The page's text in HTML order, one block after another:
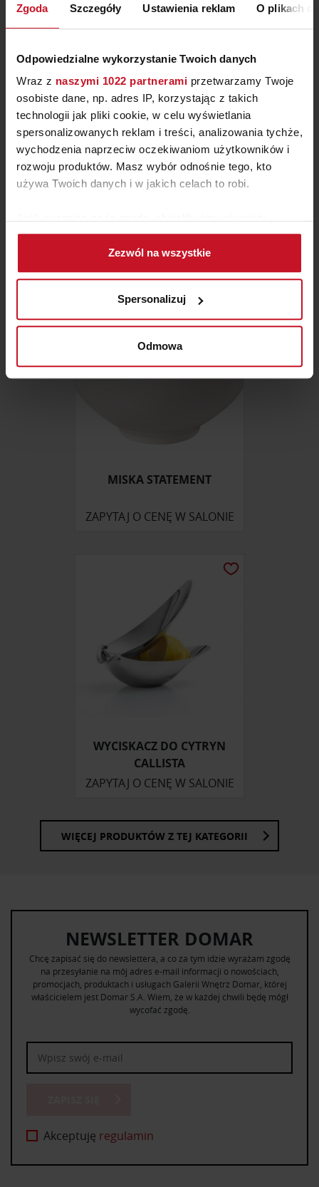
Zgoda Szczegóły Ustawienia reklam O plikach
Odpowiedzialne wykorzystanie Twoich danych
Wraz z naszymi 1022 partnerami przetwarzamy Twoje
osobiste dane, np. adres IP, korzystając z takich
technologii jak pliki cookie, w celu wyświetlania
spersonalizowanych reklam i treści, analizowania tychże,
wychodzenia naprzeciw oczekiwaniom użytkowników i
rozwoju produktów. Masz wybór odnośnie tego, kto
używa Twoich danych i w jakich celach to robi.
Gromadzić dane dotyczące Twojej lokalizacji
geograficznej z dokładnością nawet do kilku metrów
Identyfikować Twoje urządzenie, aktywnie
(fingerprinting, czyli wirtualny odcisk palca)
Dowiedz się więcej odnośnie tego, jak Twoje osobiste
dane są przetwarzane oraz ustaw własne preferencje w
zmienić lub wycofać swoją zgodę w dowolnej chwili.
i reklam, aby oferować funkcje społecznościowe i
społecznościowym, reklamowym i analitycznym.
otrzymanymi od Ciebie lub uzyskanymi podczas
Zezwól na wszystkie
Spersonalizuj
Odmowa
295 ZŁ
MISKA STATEMENT
ZAPYTAJ O CENĘ W SALONIE
WYCISKACZ DO CYTRYN
CALLISTA
ZAPYTAJ O CENĘ W SALONIE
WIĘCEJ PRODUKTÓW Z TEJ KATEGORII
NEWSLETTER DOMAR
Chcę zapisać się do newslettera, a co za tym idzie wyrażam zgodę
na przesyłanie na mój adres e-mail informacji o nowościach,
promocjach, produktach i usługach Galerii Wnętrz Domar, której
właścicielem jest Domar S.A. Wiem, że w każdej chwili będę mógł
wycofać zgodę.
Akceptuję regulamin